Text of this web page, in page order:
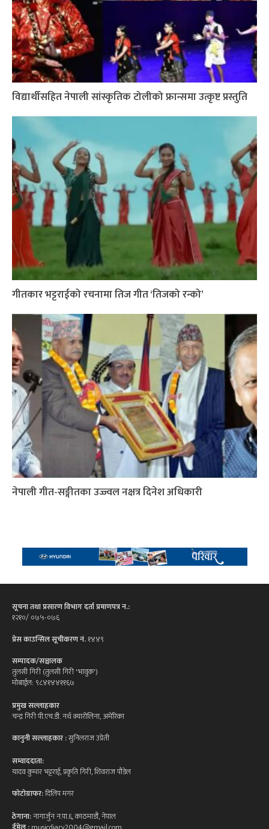
विद्यार्थीसहित नेपाली सांस्कृतिक टोलीको फ्रान्समा उत्कृष्ट प्रस्तुति
गीतकार भट्टराईको रचनामा तिज गीत ‘तिजको रन्को’
नेपाली गीत-सङ्गीतका उज्ज्वल नक्षत्र दिनेश अधिकारी
सूचना तथा प्रसारण विभाग दर्ता प्रमाणपत्र न.:
१२१०/ ०७५-०७६
प्रेस काउन्सिल सूचीकरण नं.१४४९
सम्पादक/सञ्चालक
तुलसी गिरी (तुलसी गिरी 'भावुक')
मोबाईल: ९८४१४४११६७
प्रमुख सल्लाहकार
चन्द्र गिरी पी.एच.डी. नर्थ क्यारोलिना, अमेरिका
कानुनी सल्लाहकार :सुनिलराज उप्रेती
सम्वाददाता:
यादव कुमार भट्टराई, प्रकृति गिरी, शिवराज पौडेल
फोटोग्राफर:दिलिप मगर
ठेगाना:नागार्जुन न.पा.६, काठमाडौं, नेपाल